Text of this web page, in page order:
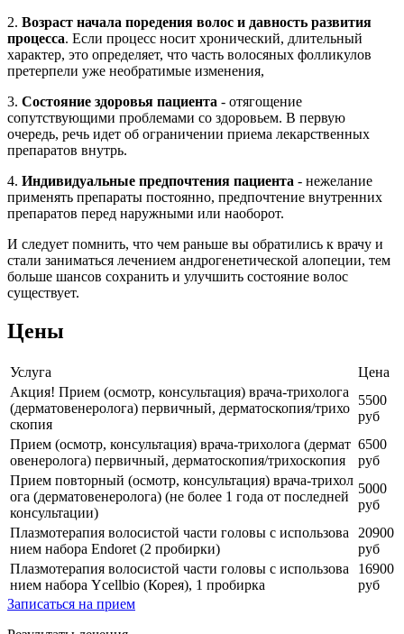
2. Возраст начала поредения волос и давность развития
процесса. Если процесс носит хронический, длительный
характер, это определяет, что часть волосяных фолликулов
претерпели уже необратимые изменения,
3. Состояние здоровья пациента - отягощение
сопутствующими проблемами со здоровьем. В первую
очередь, речь идет об ограничении приема лекарственных
препаратов внутрь.
4. Индивидуальные предпочтения пациента - нежелание
применять препараты постоянно, предпочтение внутренних
препаратов перед наружными или наоборот.
И следует помнить, что чем раньше вы обратились к врачу и
стали заниматься лечением андрогенетической алопеции, тем
больше шансов сохранить и улучшить состояние волос
существует.
Цены
Услуга
Цена
Акция! Прием (осмотр, консультация) врача-трихолога
(дерматовенеролога) первичный, дерматоскопия/трихо
скопия
5500
руб
Прием (осмотр, консультация) врача-трихолога (дермат
овенеролога) первичный, дерматоскопия/трихоскопия
6500
руб
Прием повторный (осмотр, консультация) врача-трихол
ога (дерматовенеролога) (не более 1 года от последней
консультации)
5000
руб
Плазмотерапия волосистой части головы с использова
нием набора Endoret (2 пробирки)
20900
руб
Плазмотерапия волосистой части головы с использова
нием набора Ycellbio (Корея), 1 пробирка
16900
руб
Записаться на прием